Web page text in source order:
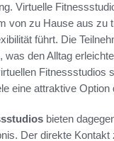
Virtuelle
von zu Hause aus zu
führt. Die
was den Alltag
Fitnessstudios
eine attraktive Option
bieten
Der direkte Kontakt